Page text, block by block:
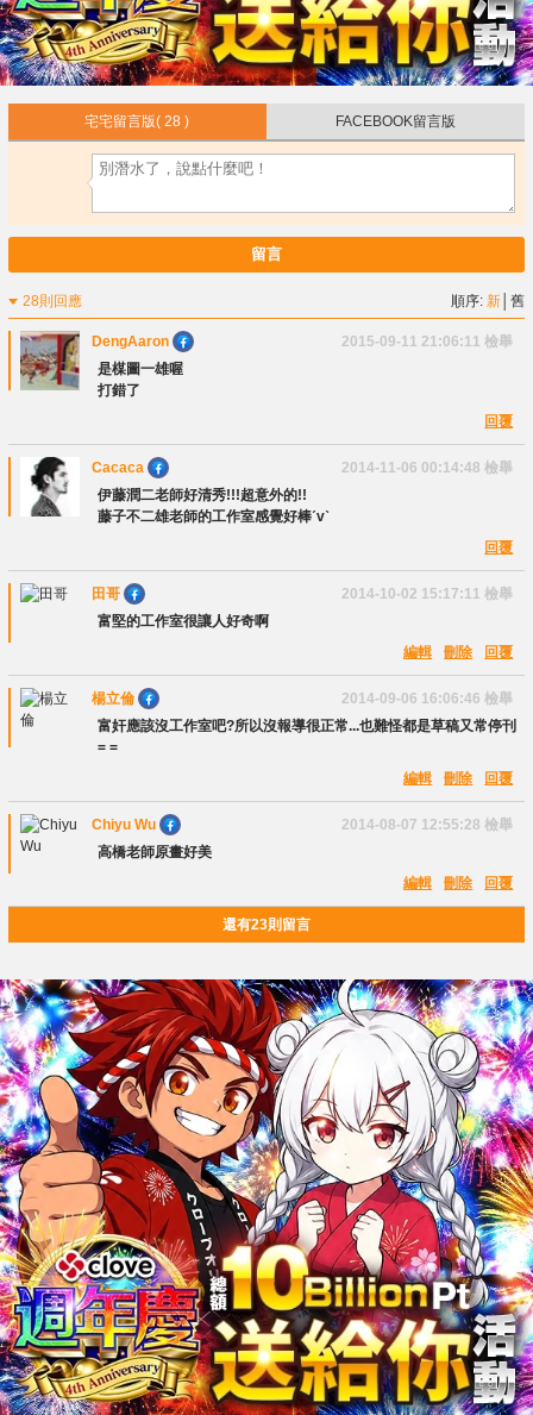
宅宅留言版( 28 ) FACEBOOK留言版
留言
28則回應 順序:新 │舊
DengAaron 2015-09-11 21:06:11 檢舉
是楳圖一雄喔
打錯了
回覆
Cacaca 2014-11-06 00:14:48 檢舉
伊藤潤二老師好清秀!!!超意外的!!
藤子不二雄老師的工作室感覺好棒ˊvˋ
回覆
田哥 2014-10-02 15:17:11 檢舉
富堅的工作室很讓人好奇啊
回覆
刪除
編輯
楊立倫 2014-09-06 16:06:46 檢舉
富奸應該沒工作室吧?所以沒報導很正常...也難怪都是草稿又常停刊
= =
回覆
刪除
編輯
Chiyu Wu 2014-08-07 12:55:28 檢舉
高橋老師原畫好美
回覆
刪除
編輯
還有23則留言